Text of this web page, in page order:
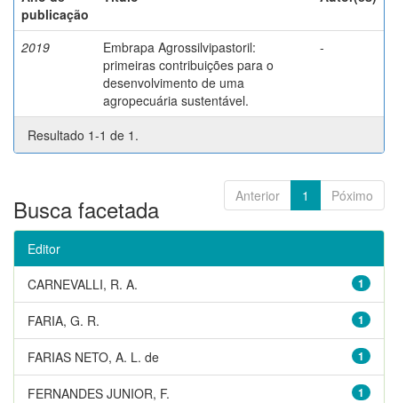
publicação
2019
Embrapa Agrossilvipastoril:
primeiras contribuições para o
desenvolvimento de uma
agropecuária sustentável.
-
Resultado 1-1 de 1.
Anterior 1 Póximo
Busca facetada
Editor
1
CARNEVALLI, R. A.
1
FARIA, G. R.
1
FARIAS NETO, A. L. de
1
FERNANDES JUNIOR, F.